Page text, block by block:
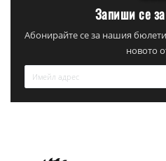
Запиши се
Абонирайте се за нашия
новото